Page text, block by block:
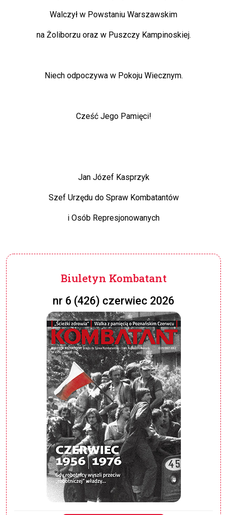
Walczył w Powstaniu Warszawskim
na Żoliborzu oraz w Puszczy Kampinoskiej.
Niech odpoczywa w Pokoju Wiecznym.
Cześć Jego Pamięci!
Jan Józef Kasprzyk
Szef Urzędu do Spraw Kombatantów
i Osób Represjonowanych
Biuletyn Kombatant
nr 6 (426) czerwiec 2026